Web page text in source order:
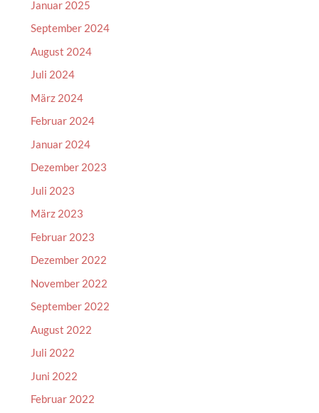
Januar 2025
September 2024
August 2024
Juli 2024
März 2024
Februar 2024
Januar 2024
Dezember 2023
Juli 2023
März 2023
Februar 2023
Dezember 2022
November 2022
September 2022
August 2022
Juli 2022
Juni 2022
Februar 2022